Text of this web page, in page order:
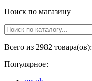
Поиск по магазину
Всего из 2982 товара(ов):
Популярное: